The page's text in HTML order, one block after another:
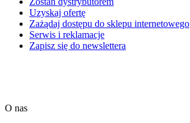
Uzyskaj ofertę
Zażądaj dostępu do sklepu internetowego
Serwis i reklamacje
Zapisz się do newslettera
O nas